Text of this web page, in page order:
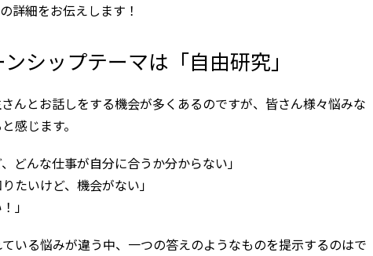
詳細をお伝えします！
シップテーマは「自由研究」
んとお話しをする機会が多くあるのですが、皆さん様々悩みな
感じます。
どんな仕事が自分に合うか分からない」
たいけど、機会がない」
」
いる悩みが違う中、一つの答えのようなものを提示するのはで